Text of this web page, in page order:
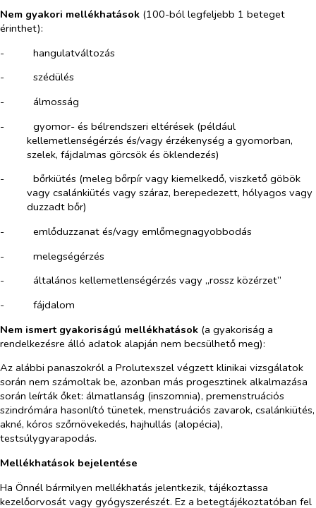
Nem gyakori mellékhatások (100-ból legfeljebb 1 beteget
érinthet):
-​
hangulatváltozás
-​
szédülés
-​
álmosság
-​
gyomor- és bélrendszeri eltérések (például
kellemetlenségérzés és/vagy érzékenység a gyomorban,
szelek, fájdalmas görcsök és öklendezés)
-​
bőrkiütés (meleg bőrpír vagy kiemelkedő, viszkető göbök
vagy csalánkiütés vagy száraz, berepedezett, hólyagos vagy
duzzadt bőr)
-​
emlőduzzanat és/vagy emlőmegnagyobbodás
-​
melegségérzés
-​
általános kellemetlenségérzés vagy „rossz közérzet”
-​
fájdalom
Nem ismert gyakoriságú mellékhatások (a gyakoriság a
rendelkezésre álló adatok alapján nem becsülhető meg):
Az alábbi panaszokról a Prolutexszel végzett klinikai vizsgálatok
során nem számoltak be, azonban más progesztinek alkalmazása
során leírták őket: álmatlanság (inszomnia), premenstruációs
szindrómára hasonlító tünetek, menstruációs zavarok, csalánkiütés,
akné, kóros szőrnövekedés, hajhullás (alopécia),
testsúlygyarapodás.
Mellékhatások bejelentése
Ha Önnél bármilyen mellékhatás jelentkezik, tájékoztassa
kezelőorvosát vagy gyógyszerészét. Ez a betegtájékoztatóban fel